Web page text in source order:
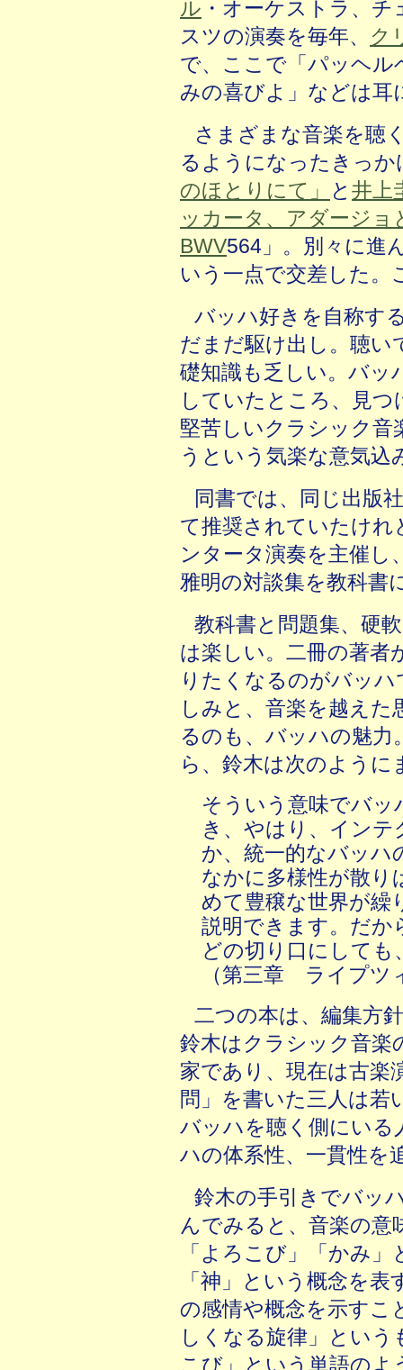
ル ・オーケストラ、
スツの演奏を毎年、 ク
で、ここで「パッヘル
みの喜びよ」などは耳
さまざまな音楽を聴
るようになったきっか
のほとりにて」
と 井上
ッカータ、アダージョ
BWV564」。別々に進
いう一点で交差した。
バッハ好きを自称す
だまだ駆け出し。聴い
礎知識も乏しい。バッ
していたところ、見
堅苦しいクラシック
うという気楽な意気
同書では、同じ出版
て推奨されていたけれ
ンタータ演奏を主催
雅明の対談集を教科書
教科書と問題集、硬
は楽しい。二冊の著者
りたくなるのがバッ
しみと、音楽を越えた
るのも、バッハの魅力
ら、鈴木は次のように
そういう意味でバ
き、やはり、イン
か、統一的なバッハ
なかに多様性が散り
めて豊穣な世界が繰
説明できます。だか
どの切り口にして
（第三章 ライプツ
二つの本は、編集方
鈴木はクラシック音楽
家であり、現在は古楽
問」を書いた三人は若
バッハを聴く側にいる
ハの体系性、一貫性を
鈴木の手引きでバッ
んでみると、音楽の
「よろこび」「かみ
「神」という概念を
の感情や概念を示すこ
しくなる旋律」とい
こび」という単語の